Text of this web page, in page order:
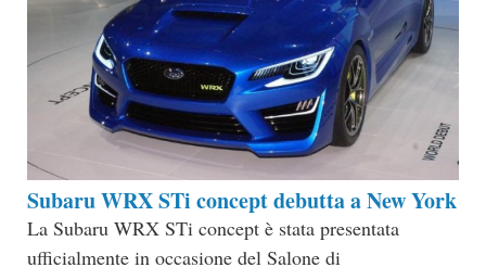
Subaru WRX STi concept debutta a New York
La Subaru WRX STi concept è stata presentata
ufficialmente in occasione del Salone di